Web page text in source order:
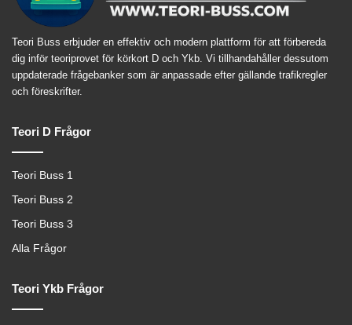
Teori Buss erbjuder en effektiv och modern plattform för att förbereda
dig inför teoriprovet för körkort D och Ykb. Vi tillhandahåller dessutom
uppdaterade frågebanker som är anpassade efter gällande trafikregler
och föreskrifter.
Teori D Frågor
Teori Buss 1
Teori Buss 2
Teori Buss 3
Alla Frågor
Teori Ykb Frågor